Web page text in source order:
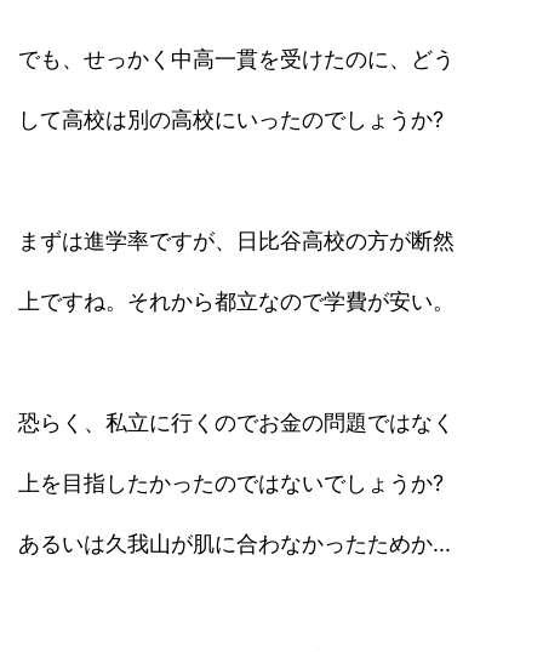
でも、せっかく中高一貫を受けたのに、どう
して高校は別の高校にいったのでしょうか?
まずは進学率ですが、日比谷高校の方が断然
上ですね。それから都立なので学費が安い。
恐らく、私立に行くのでお金の問題ではなく
上を目指したかったのではないでしょうか?
あるいは久我山が肌に合わなかったためか...